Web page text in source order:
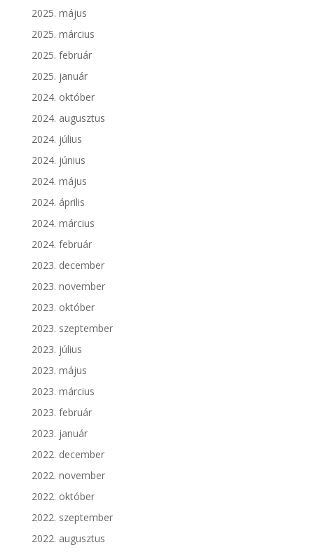
2025. május
2025. március
2025. február
2025. január
2024. október
2024. augusztus
2024. július
2024. június
2024. május
2024. április
2024. március
2024. február
2023. december
2023. november
2023. október
2023. szeptember
2023. július
2023. május
2023. március
2023. február
2023. január
2022. december
2022. november
2022. október
2022. szeptember
2022. augusztus